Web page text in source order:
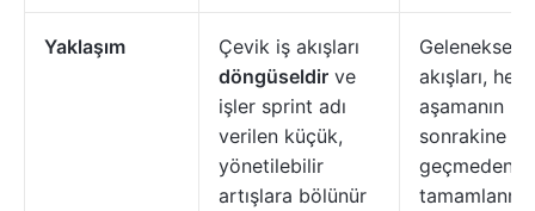
Yaklaşım
Çevik iş akışları
döngüseldir ve
işler sprint adı
verilen küçük,
yönetilebilir
artışlara bölünür
Geleneksel
akışları, her
aşamanın bir
sonrakine
geçmeden